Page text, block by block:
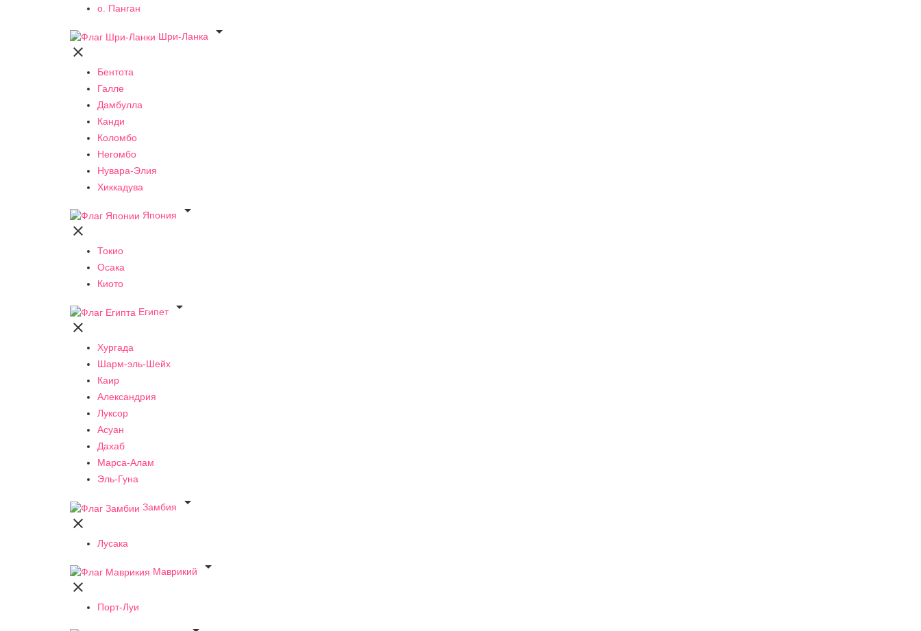
о. Панган
Шри-Ланка


Бентота
Галле
Дамбулла
Канди
Коломбо
Негомбо
Нувара-Элия
Хиккадува
Япония


Токио
Осака
Киото
Египет


Хургада
Шарм-эль-Шейх
Каир
Александрия
Луксор
Асуан
Дахаб
Марса-Алам
Эль-Гуна
Замбия


Лусака
Маврикий


Порт-Луи